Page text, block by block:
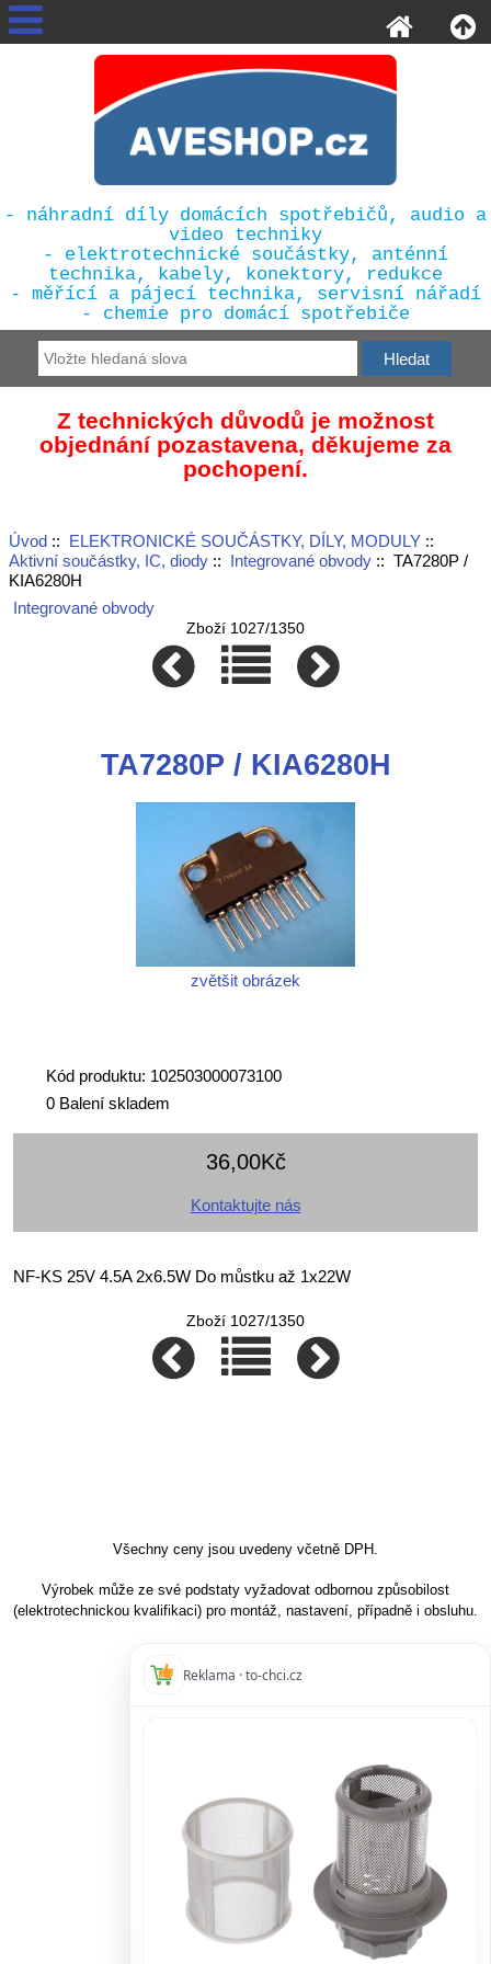
- náhradní díly domácích spotřebičů, audio a
video techniky
- elektrotechnické součástky, anténní
technika, kabely, konektory, redukce
- měřící a pájecí technika, servisní nářadí
- chemie pro domácí spotřebiče
Z technických důvodů je možnost
objednání pozastavena, děkujeme za
pochopení.
Úvod:: ELEKTRONICKÉ SOUČÁSTKY, DÍLY, MODULY::
Aktivní součástky, IC, diody:: Integrované obvody:: TA7280P /
KIA6280H
Integrované obvody
Zboží 1027/1350
TA7280P / KIA6280H
zvětšit obrázek
Kód produktu: 102503000073100
0 Balení skladem
36,00Kč
Kontaktujte nás
NF-KS 25V 4.5A 2x6.5W Do můstku až 1x22W
Zboží 1027/1350
Všechny ceny jsou uvedeny včetně DPH.
Výrobek může ze své podstaty vyžadovat odbornou způsobilost
(elektrotechnickou kvalifikaci) pro montáž, nastavení, případně i obsluhu.
Reklama · to-chci.cz